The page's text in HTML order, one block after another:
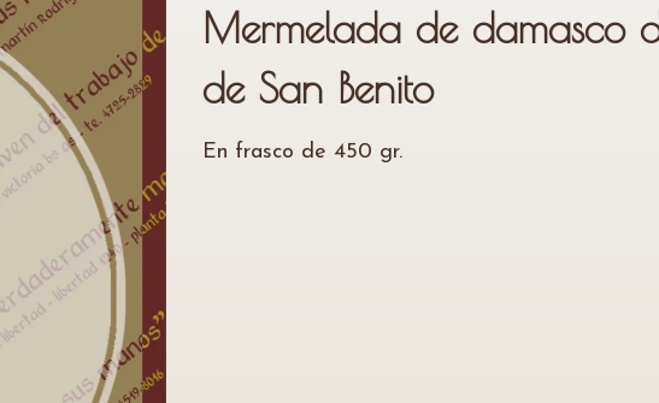
Mermelada de damasco
de San Benito
En frasco de 450 gr.